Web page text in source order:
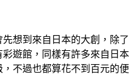
想到來自日本的大創，除了
遊館，同樣有許多來自日本
不過也都算花不到百元的便